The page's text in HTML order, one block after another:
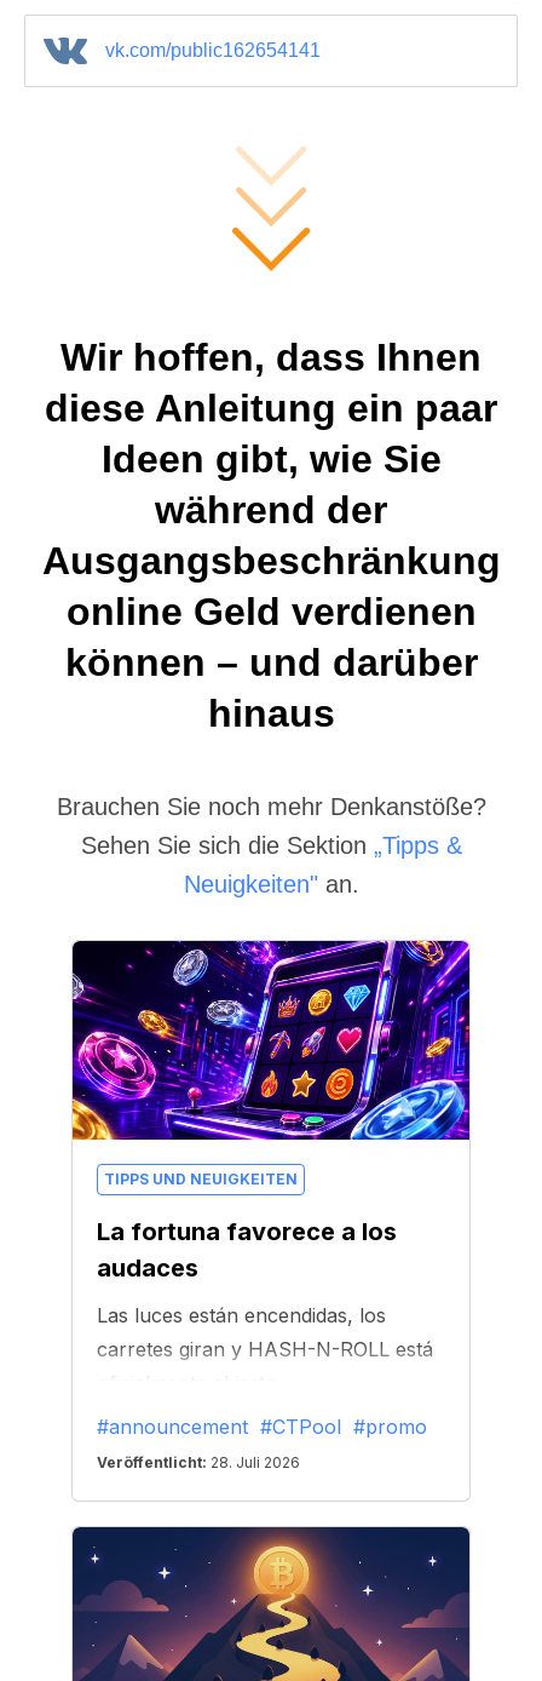
vk.com/public162654141
Wir hoffen, dass Ihnen
diese Anleitung ein paar
Ideen gibt, wie Sie
während der
Ausgangsbeschränkung
online Geld verdienen
können – und darüber
hinaus
Brauchen Sie noch mehr Denkanstöße?
Sehen Sie sich die Sektion „Tipps &
Neuigkeiten"an.